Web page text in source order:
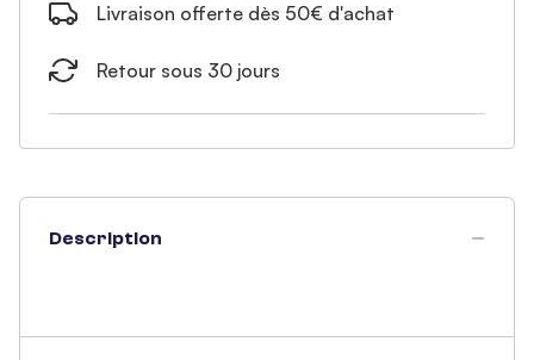
Livraison offerte dès 50€ d'achat
Retour sous 30 jours
Description